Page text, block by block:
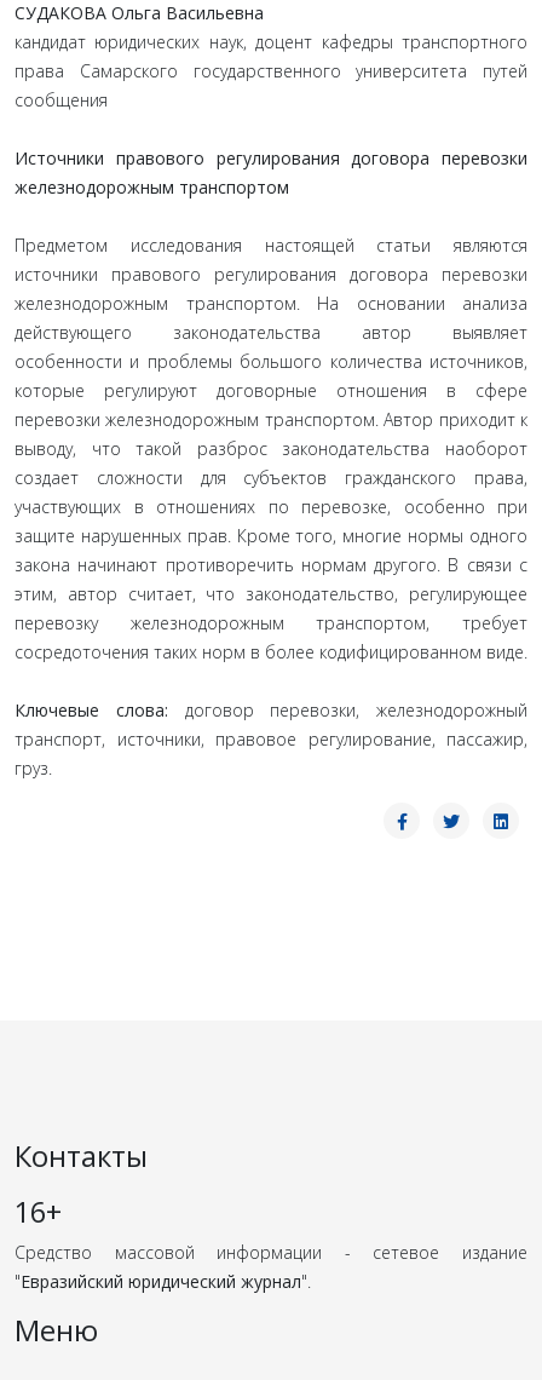
СУДАКОВА Ольга Васильевна
кандидат юридических наук, доцент кафедры транспортного
права Самарского государственного университета путей
сообщения
Источники правового регулирования договора перевозки
железнодорожным транспортом
Предметом исследования настоящей статьи являются
источники правового регулирования договора перевозки
железнодорожным транспортом. На основании анализа
действующего законодательства автор выявляет
особенности и проблемы большого количества источников,
которые регулируют договорные отношения в сфере
перевозки железнодорожным транспортом. Автор приходит к
выводу, что такой разброс законодательства наоборот
создает сложности для субъектов гражданского права,
участвующих в отношениях по перевозке, особенно при
защите нарушенных прав. Кроме того, многие нормы одного
закона начинают противоречить нормам другого. В связи с
этим, автор считает, что законодательство, регулирующее
перевозку железнодорожным транспортом, требует
сосредоточения таких норм в более кодифицированном виде.
Ключевые слова: договор перевозки, железнодорожный
транспорт, источники, правовое регулирование, пассажир,
груз.
Контакты
16+
Средство массовой информации - сетевое издание
"Евразийский юридический журнал".
Меню